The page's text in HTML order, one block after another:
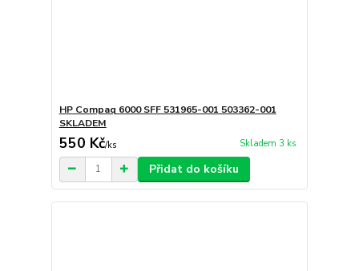
HP Compaq 6000 SFF 531965-001 503362-001
SKLADEM
550 Kč/ks Skladem 3 ks
Přidat do košíku